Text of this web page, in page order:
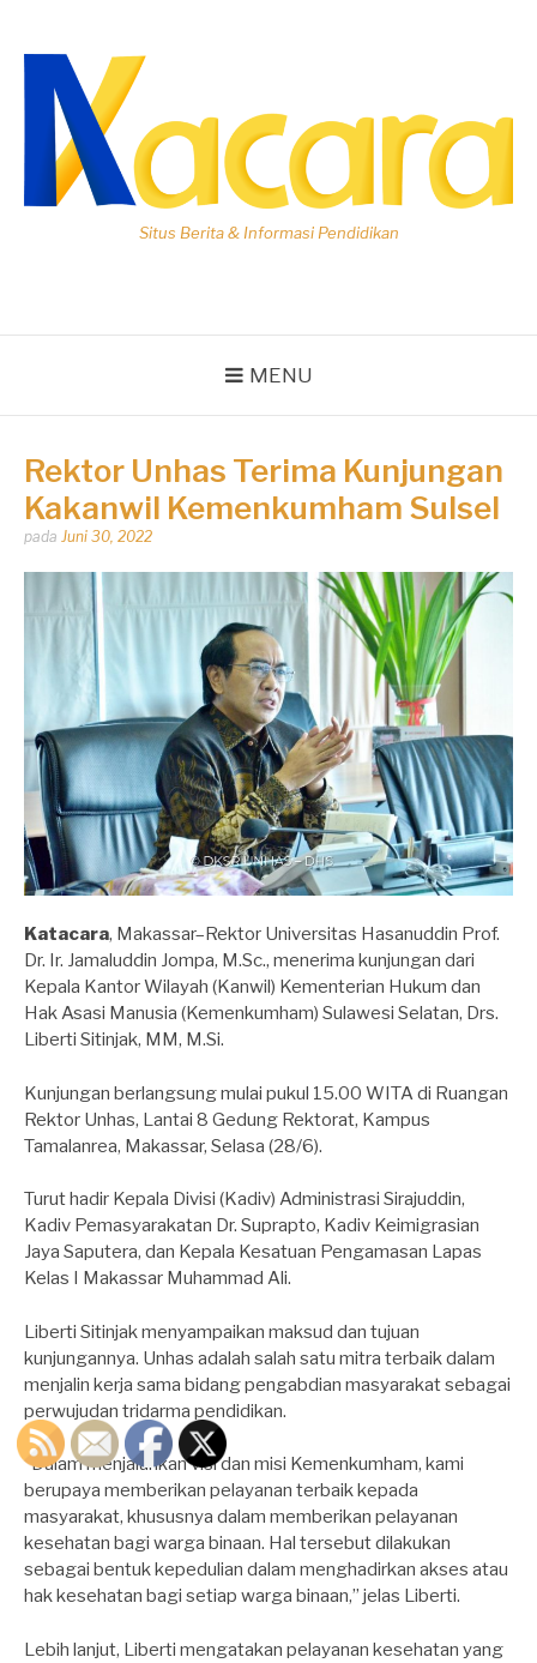
konten
Situs Berita & Informasi Pendidikan
MENU
Rektor Unhas Terima Kunjungan
Kakanwil Kemenkumham Sulsel
Dipos
Erlangga
pada Juni 30, 2022
Katacara, Makassar–Rektor Universitas Hasanuddin Prof.
Dr. Ir. Jamaluddin Jompa, M.Sc., menerima kunjungan dari
Kepala Kantor Wilayah (Kanwil) Kementerian Hukum dan
Hak Asasi Manusia (Kemenkumham) Sulawesi Selatan, Drs.
Liberti Sitinjak, MM, M.Si.
Kunjungan berlangsung mulai pukul 15.00 WITA di Ruangan
Rektor Unhas, Lantai 8 Gedung Rektorat, Kampus
Tamalanrea, Makassar, Selasa (28/6).
Turut hadir Kepala Divisi (Kadiv) Administrasi Sirajuddin,
Kadiv Pemasyarakatan Dr. Suprapto, Kadiv Keimigrasian
Jaya Saputera, dan Kepala Kesatuan Pengamasan Lapas
Kelas I Makassar Muhammad Ali.
Liberti Sitinjak menyampaikan maksud dan tujuan
kunjungannya. Unhas adalah salah satu mitra terbaik dalam
menjalin kerja sama bidang pengabdian masyarakat sebagai
perwujudan tridarma pendidikan.
“Dalam menjalankan visi dan misi Kemenkumham, kami
berupaya memberikan pelayanan terbaik kepada
masyarakat, khususnya dalam memberikan pelayanan
kesehatan bagi warga binaan. Hal tersebut dilakukan
sebagai bentuk kepedulian dalam menghadirkan akses atau
hak kesehatan bagi setiap warga binaan,” jelas Liberti.
Lebih lanjut, Liberti mengatakan pelayanan kesehatan yang